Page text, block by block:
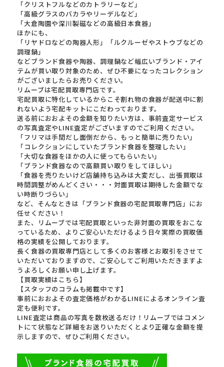
「クリストフルなどのカトラリーなど」
「高級グラスのバカラやリーデルなど」
「大倉陶園や深川製磁などの高級日本食器」
ほかにも、
「リヤドロなどの陶器人形」「ルクルーゼやストウブなどの
調理鍋」
などブランド食器や陶器、調理鍋など幅広いブランド・アイ
テムが買い取り対象のため、ぜひ不要になったコレクション
がございましたらお売りください。
リムーブは宅配買取専門店です。
宅配買取に特化しているからこそ割れ物の食器が配送中に割
れないよう宅配キットにこだわっております。
送る前におおよその金額を知りたい方は、事前査定サービス
の写真査定やLINE査定がございますのでご利用ください。
「フリマは手間だし面倒だから、もっと簡単に売りたい」
「コレクションにしていたブランド食器を整理したい」
「大切な食器をほかの人に使ってもらいたい」
「ブランド食器なので高額買い取りをしてほしい」
「食器を売りたいけど店舗持ち込みは大変だし、出張買取は
時間調整がめんどくさい・・・対面買取は期待した金額でな
い時断りづらい」
など、そんなときは「ブランド食器の宅配買取専門店」にお
任せください！
また、リムーブでは宅配買取といった非対面の買取をおこな
っているため、よりご安心いただけるよう日々実際の買取価
格の実績を公開しております。
長く食器の買取専門店として多くのお客様とお取引をさせて
いただいておりますので、ご安心してご利用いただきますよ
うよろしくお願い申し上げます。
【買取実績はこちら】
【スタッフのコラムも掲載中です】
事前におおよその査定価格がわかるLINEによるオンライン査
定も便利です。
LINE査定は商品の写真を数枚送るだけ！リムーブではコメン
トにて状態など詳細をお送りいただくとより正確な金額を提
示しますので、ぜひご利用ください。